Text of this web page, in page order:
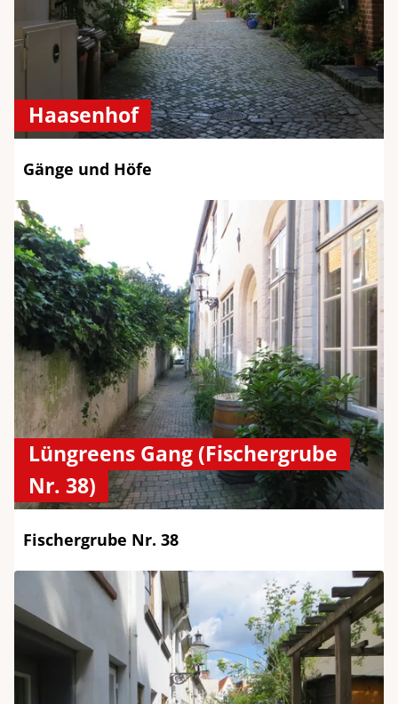
Haasenhof
Gänge und Höfe
Lüngreens Gang (Fischergrube
Nr. 38)
Fischergrube Nr. 38